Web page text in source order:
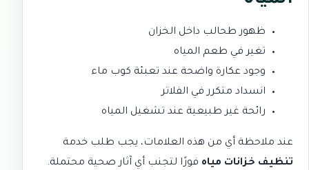
ظهور طحالب داخل الخزان
تغير في طعم المياه
وجود عكارة واضحة عند تعبئة كوب ماء
انسداد متكرر في الفلاتر
رائحة غير طبيعية عند تشغيل المياه
عند ملاحظة أي من هذه العلامات، يجب طلب خدمة
تنظيف خزانات مياه فورًا لتجنب أي آثار صحية محتملة.